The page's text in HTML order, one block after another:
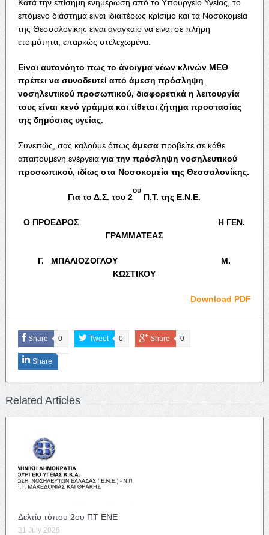
Kατά την επίσημη ενημέρωση από το Υπουργείο Υγείας, το
επόμενο διάστημα είναι ιδιαιτέρως κρίσιμο και τα Νοσοκομεία
της Θεσσαλονίκης είναι αναγκαίο να είναι σε πλήρη
ετοιμότητα, επαρκώς στελεχωμένα.
Είναι αυτονόητο πως το άνοιγμα νέων κλινών ΜΕΘ
πρέπει να συνοδευτεί από άμεση πρόσληψη
νοσηλευτικού προσωπικού, διαφορετικά η λειτουργία
τους είναι κενό γράμμα και τίθεται ζήτημα προστασίας
της δημόσιας υγείας.
Συνεπώς, σας καλούμε όπως άμεσαπροβείτε σε κάθε
απαιτούμενη ενέργειαγια την πρόσληψη νοσηλευτικού
προσωπικού, ιδίως στα Νοσοκομεία της Θεσσαλονίκης.
Για το Δ.Σ. του 2
ου
Π.Τ. της Ε.Ν.Ε.
Ο ΠΡΟΕΔΡΟΣ Η ΓΕΝ.
ΓΡΑΜΜΑΤΕΑΣ
Γ. ΜΠΑΛΙΟΖΟΓΛΟΥ Μ.
ΚΩΣΤΙΚΟΥ
Download PDF
Share 0 Tweet 0 Share 0
Share
Related Articles
Δελτίο τύπου 2ου ΠΤ ΕΝΕ
31 July 2026